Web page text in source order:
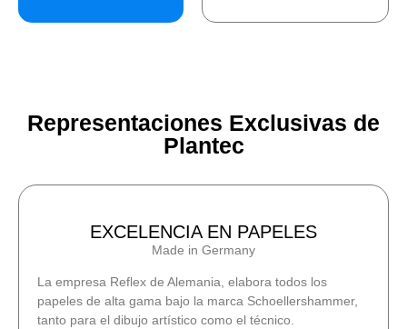
Representaciones Exclusivas de
Plantec
EXCELENCIA EN PAPELES
Made in Germany
La empresa Reflex de Alemania, elabora todos los
papeles de alta gama bajo la marca Schoellershammer,
tanto para el dibujo artístico como el técnico.